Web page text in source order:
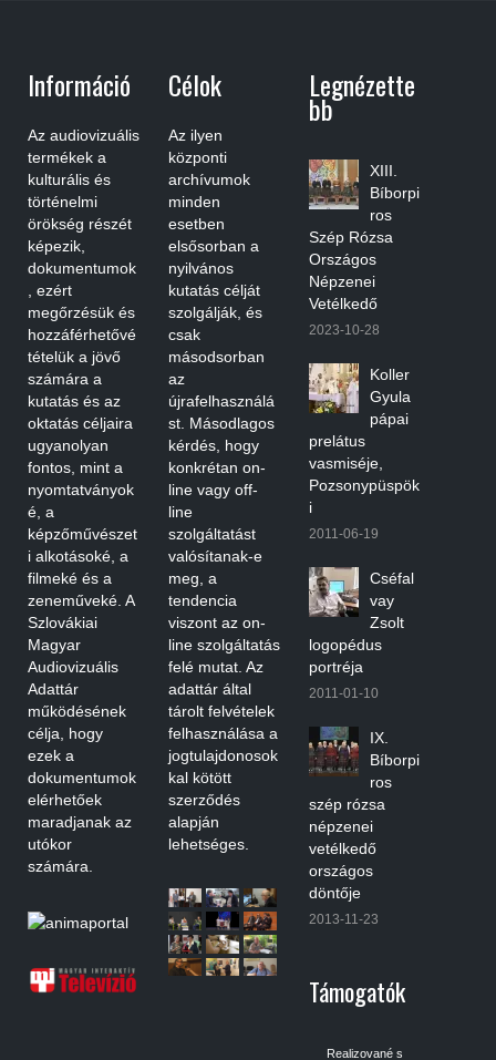
Információ
Az audiovizuális
termékek a
kulturális és
történelmi
örökség részét
képezik,
dokumentumok
, ezért
megőrzésük és
hozzáférhetővé
tételük a jövő
számára a
kutatás és az
oktatás céljaira
ugyanolyan
fontos, mint a
nyomtatványok
é, a
képzőművészet
i alkotásoké, a
filmeké és a
zeneműveké. A
Szlovákiai
Magyar
Audiovizuális
Adattár
működésének
célja, hogy
ezek a
dokumentumok
elérhetőek
maradjanak az
utókor
számára.
Célok
Az ilyen
központi
archívumok
minden
esetben
elsősorban a
nyilvános
kutatás célját
szolgálják, és
csak
másodsorban
az
újrafelhasználá
st. Másodlagos
kérdés, hogy
konkrétan on-
line vagy off-
line
szolgáltatást
valósítanak-e
meg, a
tendencia
viszont az on-
line szolgáltatás
felé mutat. Az
adattár által
tárolt felvételek
felhasználása a
jogtulajdonosok
kal kötött
szerződés
alapján
lehetséges.
Legnézette
Bb
XIII.
Bíborpi
ros
Szép Rózsa
Országos
Népzenei
Vetélkedő
2023-10-28
Koller
Gyula
pápai
prelátus
vasmiséje,
Pozsonypüspök
i
2011-06-19
Cséfal
vay
Zsolt
logopédus
portréja
2011-01-10
IX.
Bíborpi
ros
szép rózsa
népzenei
vetélkedő
országos
döntője
2013-11-23
Támogatók
Realizované s